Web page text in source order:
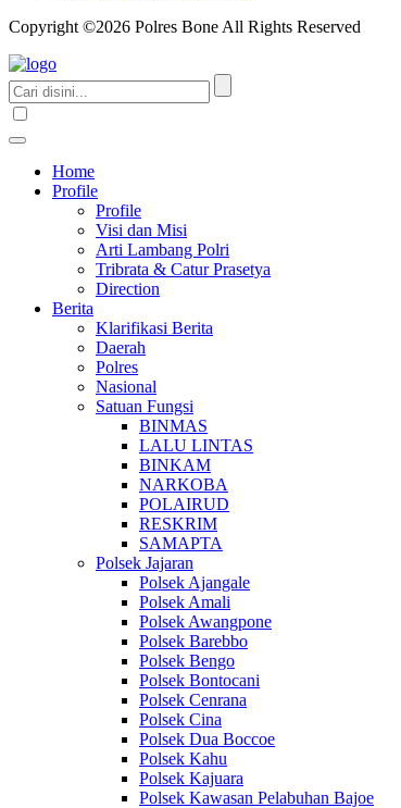
Copyright ©2026 Polres Bone All Rights Reserved
Home
Profile
Profile
Visi dan Misi
Arti Lambang Polri
Tribrata & Catur Prasetya
Direction
Berita
Klarifikasi Berita
Daerah
Polres
Nasional
Satuan Fungsi
BINMAS
LALU LINTAS
BINKAM
NARKOBA
POLAIRUD
RESKRIM
SAMAPTA
Polsek Jajaran
Polsek Ajangale
Polsek Amali
Polsek Awangpone
Polsek Barebbo
Polsek Bengo
Polsek Bontocani
Polsek Cenrana
Polsek Cina
Polsek Dua Boccoe
Polsek Kahu
Polsek Kajuara
Polsek Kawasan Pelabuhan Bajoe